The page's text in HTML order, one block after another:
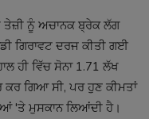
ਤੇਜ਼ੀ ਨੂੰ ਅਚਾਨਕ ਬ੍ਰੇਕ ਲੱਗ
ਗਿਰਾਵਟ ਦਰਜ ਕੀਤੀ ਗਈ
ਹੀ ਵਿੱਚ ਸੋਨਾ 1.71 ਲੱਖ
ਗਿਆ ਸੀ, ਪਰ ਹੁਣ ਕੀਮਤਾਂ
'ਤੇ ਮੁਸਕਾਨ ਲਿਆਂਦੀ ਹੈ।